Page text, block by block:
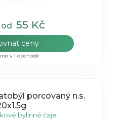
od55 Kč
ceny
v 1 obchodě
porcovaný n.s.
bylinné čaje